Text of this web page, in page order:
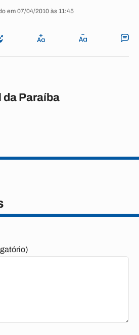
em 07/04/2010 às 11:45
da Paraíba